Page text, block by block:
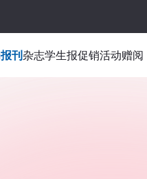
报刊杂志学生报促销活动赠阅